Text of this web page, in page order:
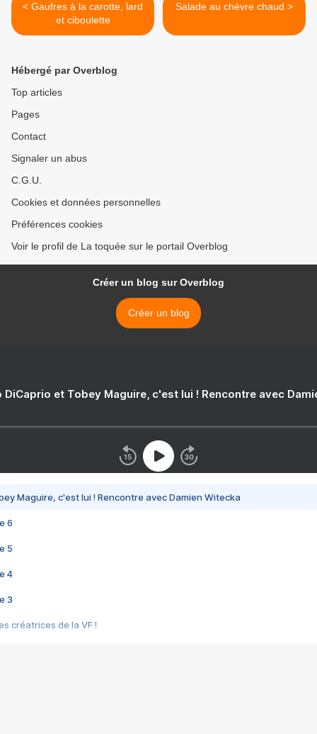
< Gaufres à la carotte, lard
et ciboulette
Salade au chèvre chaud >
Hébergé par Overblog
Top articles
Pages
Contact
Signaler un abus
C.G.U.
Cookies et données personnelles
Préférences cookies
Voir le profil de La toquée sur le portail Overblog
Créer un blog sur Overblog
Créer un blog
DiCaprio et Tobey Maguire, c'est lui ! Rencontre avec
Maguire, c'est lui ! Rencontre avec Damien Witecka
6
5
4
3
créatrices de la VF !